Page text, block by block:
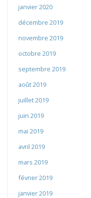
janvier 2020
décembre 2019
novembre 2019
octobre 2019
septembre 2019
août 2019
juillet 2019
juin 2019
mai 2019
avril 2019
mars 2019
février 2019
janvier 2019